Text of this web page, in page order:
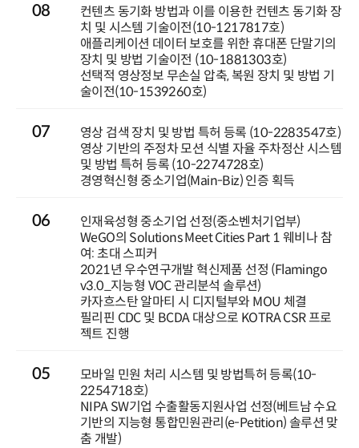
08
컨텐츠 동기화 방법과 이를 이용한 컨텐츠 동기화 장
치 및 시스템 기술이전(10-1217817호)
애플리케이션 데이터 보호를 위한 휴대폰 단말기의
장치 및 방법 기술이전 (10-1881303호)
선택적 영상정보 무손실 압축, 복원 장치 및 방법 기
술이전(10-1539260호)
07
영상 검색 장치 및 방법 특허 등록 (10-2283547호)
영상 기반의 주정차 모션 식별 자율 주차정산 시스템
및 방법 특허 등록 (10-2274728호)
경영혁신형 중소기업(Main-Biz) 인증 획득
06
인재육성형 중소기업 선정(중소벤처기업부)
WeGO의 Solutions Meet Cities Part 1 웨비나 참
여: 초대 스피커
2021년 우수연구개발 혁신제품 선정 (Flamingo
v3.0_지능형 VOC 관리분석 솔루션)
카자흐스탄 알마티 시 디지털부와 MOU 체결
필리핀 CDC 및 BCDA 대상으로 KOTRA CSR 프로
젝트 진행
05
모바일 민원 처리 시스템 및 방법특허 등록(10-
2254718호)
NIPA SW기업 수출활동지원사업 선정(베트남 수요
기반의 지능형 통합민원관리(e-Petition) 솔루션 맞
춤 개발)